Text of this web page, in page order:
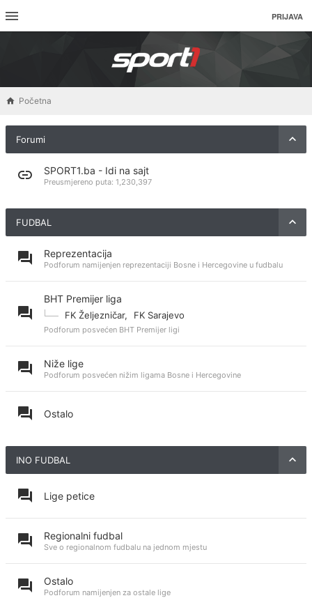
PRIJAVA
Početna
Forumi
SPORT1.ba - Idi na sajt
Preusmjereno puta: 1,230,397
FUDBAL
Reprezentacija
Podforum namijenjen reprezentaciji Bosne i Hercegovine u fudbalu
BHT Premijer liga
FK Željezničar, FK Sarajevo
Podforum posvećen BHT Premijer ligi
Niže lige
Podforum posvećen nižim ligama Bosne i Hercegovine
Ostalo
INO FUDBAL
Lige petice
Regionalni fudbal
Sve o regionalnom fudbalu na jednom mjestu
Ostalo
Podforum namijenjen za ostale lige